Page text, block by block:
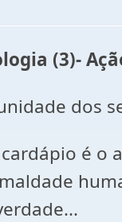
(3)-
dos
é